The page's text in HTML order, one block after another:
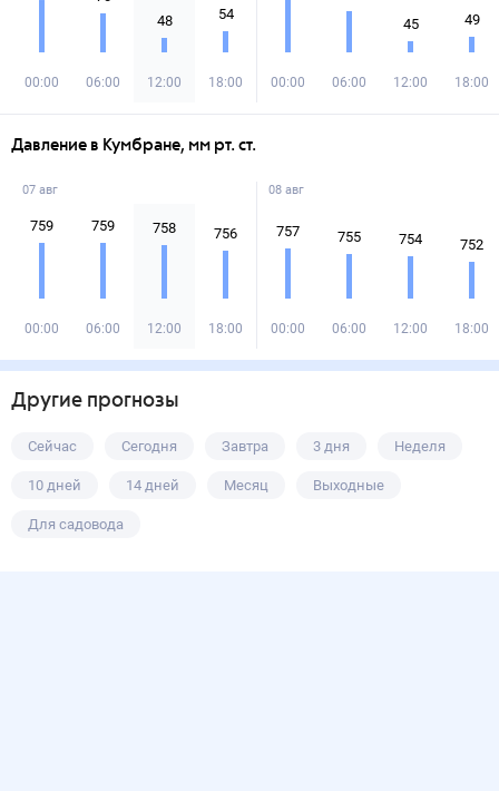
00:00 06:00
48
12:00
54
18:00 00:00 06:00
45
12:00
49
18:00
Давление в Кумбране, мм рт. ст.
07 авг
759
00:00
759
06:00
758
12:00
756
18:00
08 авг
757
00:00
755
06:00
754
12:00
752
18:00
Другие прогнозы
Сейчас Сегодня Завтра 3 дня Неделя
10 дней 14 дней Месяц Выходные
Для садовода